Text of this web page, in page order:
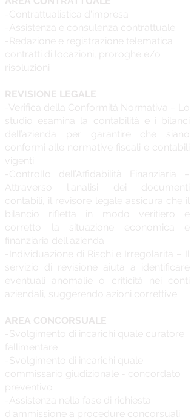
-Contrattualistica d'impresa
-Assistenza e consulenza contrattuale
-Redazione e registrazione telematica
contratti di locazioni, proroghe e/o
risoluzioni
REVISIONE LEGALE
-Verifica della Conformità Normativa – Lo
studio esamina la contabilità e i bilanci
dell’azienda per garantire che siano
conformi alle normative fiscali e contabili
vigenti.
-Controllo dell’Affidabilità Finanziaria –
Attraverso l'analisi dei documenti
contabili, il revisore legale assicura che il
bilancio rifletta in modo veritiero e
corretto la situazione economica e
finanziaria dell'azienda.
-Individuazione di Rischi e Irregolarità – Il
servizio di revisione aiuta a identificare
eventuali anomalie o criticità nei conti
aziendali, suggerendo azioni correttive.
AREA CONCORSUALE
-Svolgimento di incarichi quale curatore
fallimentare
-Svolgimento di incarichi quale
commissario giudizionale - concordato
preventivo
-Assistenza nella fase di richiesta
d'ammissione a procedure concorsuali